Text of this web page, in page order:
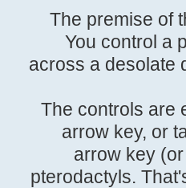
The premise of
You control a
across a desolate
The controls are
arrow key, or
arrow key
pterodactyls.